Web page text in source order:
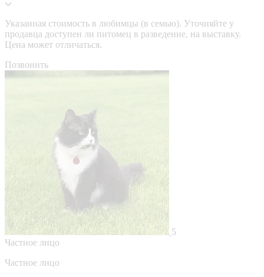
Указанная стоимость в любимцы (в семью). Уточняйте у
продавца доступен ли питомец в разведение, на выставку.
Цена может отличаться.
Позвонить
5
Частное лицо
Частное лицо